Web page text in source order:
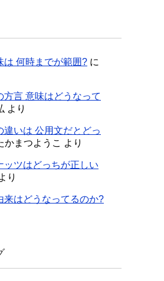
は 何時までが範囲? に
方言 意味はどうなって
より
違いは 公用文だとどっ
かまつようこ より
ッツはどっちが正しい
り
来はどうなってるのか?